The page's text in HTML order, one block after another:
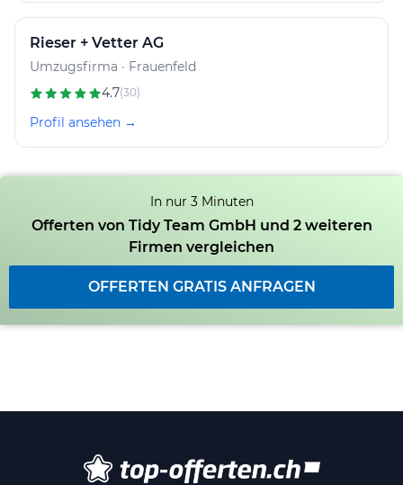
Rieser + Vetter AG
Umzugsfirma · Frauenfeld
4.7(30)
Profil ansehen →
In nur 3 Minuten
Offerten von Tidy Team GmbH und 2 weiteren
Firmen vergleichen
OFFERTEN GRATIS ANFRAGEN